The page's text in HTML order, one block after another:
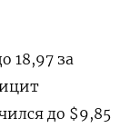
18,97 за
до $9,85